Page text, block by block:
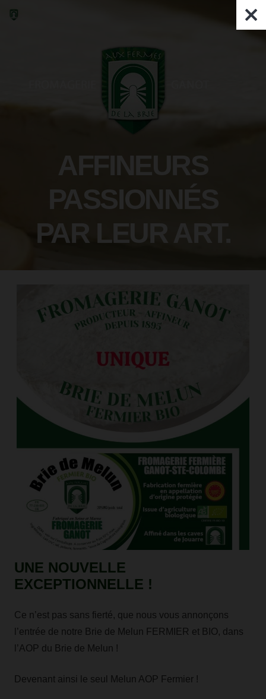
AFFINEURS
PASSIONNÉS
PAR LEUR ART.
UNE NOUVELLE
EXCEPTIONNELLE !
Ce n’est pas sans fierté, que nous vous annonçons
l’entrée de notre Brie de Melun FERMIER et BIO, dans
l’AOP du Brie de Melun !
Devenant ainsi le seul Melun AOP Fermier !